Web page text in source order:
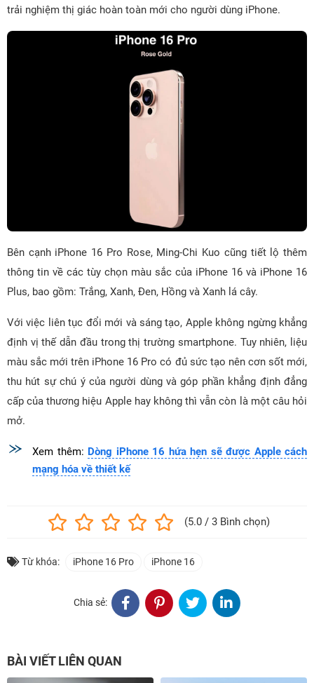
trải nghiệm thị giác hoàn toàn mới cho người dùng iPhone.
Bên cạnh iPhone 16 Pro Rose, Ming-Chi Kuo cũng tiết lộ thêm
thông tin về các tùy chọn màu sắc của iPhone 16 và iPhone 16
Plus, bao gồm: Trắng, Xanh, Đen, Hồng và Xanh lá cây.
Với việc liên tục đổi mới và sáng tạo, Apple không ngừng khẳng
định vị thế dẫn đầu trong thị trường smartphone. Tuy nhiên, liệu
màu sắc mới trên iPhone 16 Pro có đủ sức tạo nên cơn sốt mới,
thu hút sự chú ý của người dùng và góp phần khẳng định đẳng
cấp của thương hiệu Apple hay không thì vẫn còn là một câu hỏi
mở.
Xem thêm: Dòng iPhone 16 hứa hẹn sẽ được Apple cách
mạng hóa về thiết kế
(5.0 / 3 Bình chọn)
Từ khóa: iPhone 16 Pro iPhone 16
Chia sẻ:
BÀI VIẾT LIÊN QUAN